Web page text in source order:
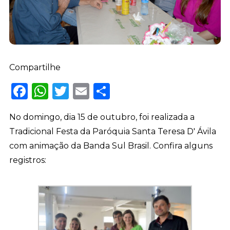
Compartilhe
Facebook
WhatsApp
Twitter
EmailShare
No domingo, dia 15 de outubro, foi realizada a
Tradicional Festa da Paróquia Santa Teresa D' Ávila
com animação da Banda Sul Brasil. Confira alguns
registros: